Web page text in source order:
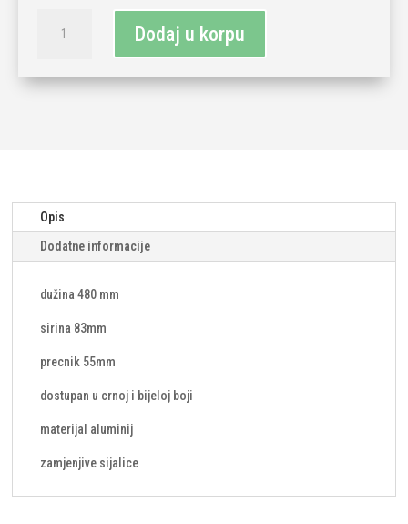
3xGU10
količina
Dodaj u korpu
Opis
Dodatne informacije
dužina 480 mm
sirina 83mm
precnik 55mm
dostupan u crnoj i bijeloj boji
materijal aluminij
zamjenjive sijalice